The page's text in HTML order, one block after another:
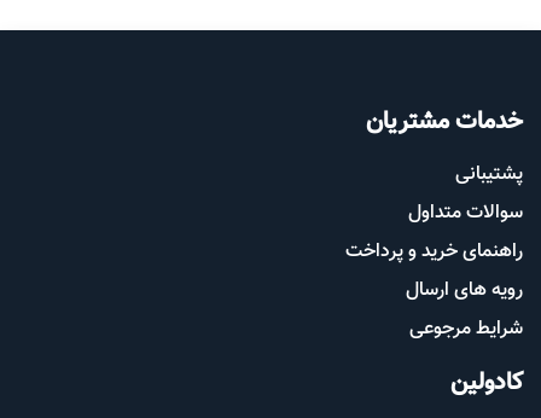
خدمات مشتریان
پشتیب​​انی
سوالات متداول
راهنمای خرید و پرداخت
رویه های ارسال
شرایط مرجوعی
کادولین